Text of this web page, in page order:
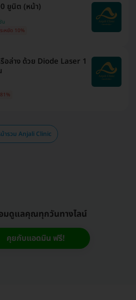
ยูนิต (หน้า)
, ตลิ่งชัน
ะหยัด 10%
ล่าง ด้วย Diode Laser 1
ารวม Anjali Clinic
มดูแลคุณทุกวันทางไลน์
คุยกับแอดมิน ฟรี!